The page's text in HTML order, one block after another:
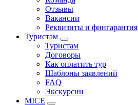
Отзывы
Вакансии
Реквизиты и фингарантия
Туристам
Туристам
Договоры
Как оплатить тур
Шаблоны заявлений
FAQ
Экскурсии
MICE